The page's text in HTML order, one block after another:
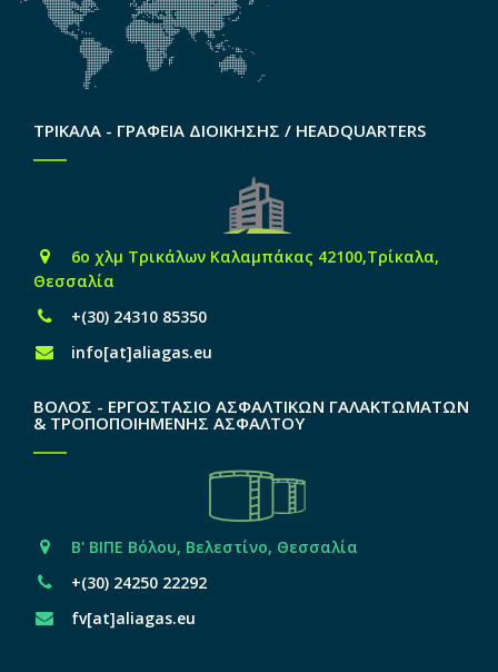
ΤΡΙΚΑΛΑ - ΓΡΑΦΕΙΑ ΔΙΟΙΚΗΣΗΣ / HEADQUARTERS
6o χλμ Τρικάλων Καλαμπάκας 42100,Τρίκαλα,
Θεσσαλία
+(30) 24310 85350
info[at]aliagas.eu
ΒΟΛΟΣ - ΕΡΓΟΣΤΑΣΙΟ ΑΣΦΑΛΤΙΚΩΝ ΓΑΛΑΚΤΩΜΑΤΩΝ
& ΤΡΟΠΟΠΟΙΗΜΕΝΗΣ ΑΣΦΑΛΤΟΥ
Β' ΒΙΠΕ Βόλου, Βελεστίνο, Θεσσαλία
+(30) 24250 22292
fv[at]aliagas.eu